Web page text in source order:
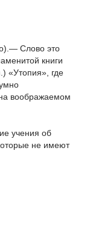
Слово это
книги
«Утопия», где
воображаемом
учения об
не имеют